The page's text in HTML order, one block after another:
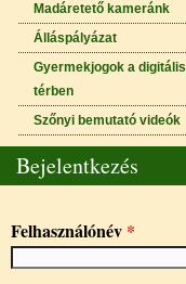
Madáretető kameránk
Álláspályázat
Gyermekjogok a digitális
térben
Szőnyi bemutató videók
Bejelentkezés
Felhasználónév *